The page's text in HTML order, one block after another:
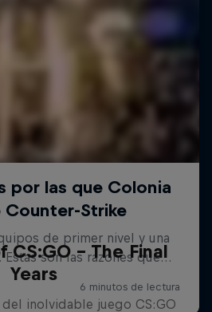
CS:GO - The Final
Years
inolvidable juego CS:GO